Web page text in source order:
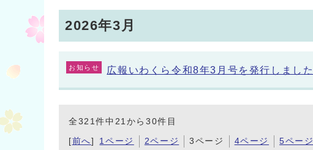
2026年3月
お知らせ 広報いわくら令和8年3月号を発行しました
全321件中21から30件目
[前へ] 1ページ 2ページ 3ページ 4ページ 5ページ